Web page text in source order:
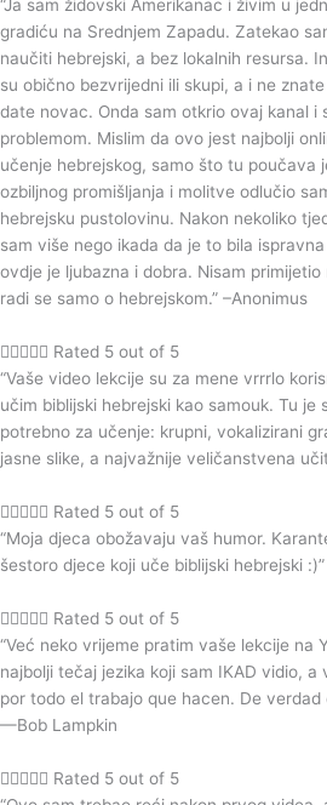
“Ja sam židovski Amerikanac i živim u
gradiću na Srednjem Zapadu. Zatekao
naučiti hebrejski, a bez lokalnih resursa.
su obično bezvrijedni ili skupi, a i ne
date novac. Onda sam otkrio ovaj kanal i
problemom. Mislim da ovo jest najbolji
učenje hebrejskog, samo što tu poučava
ozbiljnog promišljanja i molitve odlučio
hebrejsku pustolovinu. Nakon nekoliko
sam više nego ikada da je to bila
ovdje je ljubazna i dobra. Nisam
radi se samo o hebrejskom.” –Anonimus
 Rated 5 out of 5
“Vaše video lekcije su za mene vrrrlo
učim biblijski hebrejski kao samouk. Tu je
potrebno za učenje: krupni, vokalizirani
jasne slike, a najvažnije veličanstvena
 Rated 5 out of 5
“Moja djeca obožavaju vaš humor.
šestoro djece koji uče biblijski hebrejski
 Rated 5 out of 5
“Već neko vrijeme pratim vaše lekcije na
najbolji tečaj jezika koji sam IKAD vidio, a
por todo el trabajo que hacen. De verdad
—Bob Lampkin
 Rated 5 out of 5